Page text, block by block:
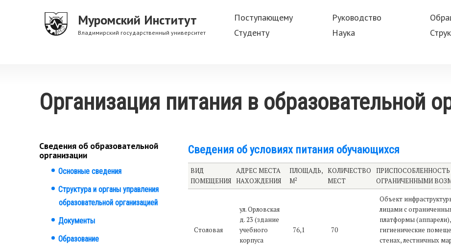
Муромский Институт
Владимирский государственный университет
Поступающему Руководство
Студенту
Наука
Организация питания в образовательной
Сведения об образовательной
организации
Основные сведения
Структура и органы управления
образовательной организацией
Документы
Образование
Сведения об условиях питания обучающихся
ВИД
ПОМЕЩЕНИЯ
АДРЕС МЕСТА
НАХОЖДЕНИЯ
ПЛОЩАДЬ,
М2
КОЛИЧЕСТВО
МЕСТ
ОГРАНИЧЕННЫМИ
Столовая
ул. Орловская
д. 23 (здание
учебного
корпуса
76,1 70
Объект
лицами с
платформы
гигиенические
стенах, лестничных